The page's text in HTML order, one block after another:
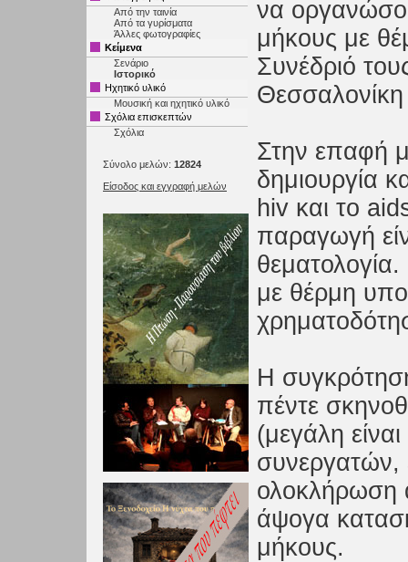
Από την ταινία
Από τα γυρίσματα
Άλλες φωτογραφίες
Κείμενα
Σενάριο
Ιστορικό
Ηχητικό υλικό
Μουσική και ηχητικό υλικό
Σχόλια επισκεπτών
Σχόλια
Σύνολο μελών: 12824
Είσοδος και εγγραφή μελών
να
μήκους με
Συνέδριό
Στην επαφή
δημιουργία
hiv και το
παραγωγή
με θέρμη
Η
πέντε
(μεγάλη
ολοκλήρωση
άψογα
μήκους.